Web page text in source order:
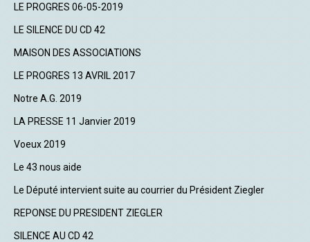
LE PROGRES 06-05-2019
LE SILENCE DU CD 42
MAISON DES ASSOCIATIONS
LE PROGRES 13 AVRIL 2017
Notre A.G. 2019
LA PRESSE 11 Janvier 2019
Voeux 2019
Le 43 nous aide
Le Député intervient suite au courrier du Président Ziegler
REPONSE DU PRESIDENT ZIEGLER
SILENCE AU CD 42